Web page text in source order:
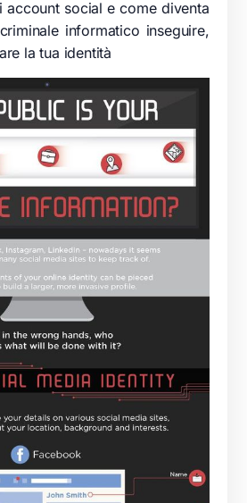
account social e come diventa
informatico inseguire,
la tua identità